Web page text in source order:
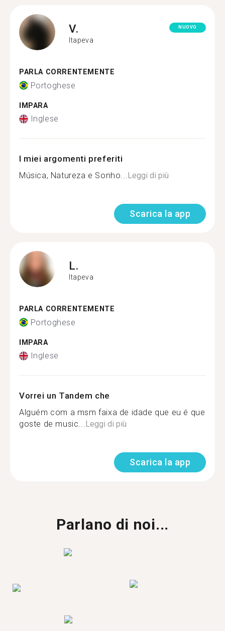
V.
Itapeva
NUOVO
PARLA CORRENTEMENTE
Portoghese
IMPARA
Inglese
I miei argomenti preferiti
Música, Natureza e Sonho...Leggi di più
Scarica la app
L.
Itapeva
PARLA CORRENTEMENTE
Portoghese
IMPARA
Inglese
Vorrei un Tandem che
Alguém com a msm faixa de idade que eu é que
goste de music...Leggi di più
Scarica la app
Parlano di noi...